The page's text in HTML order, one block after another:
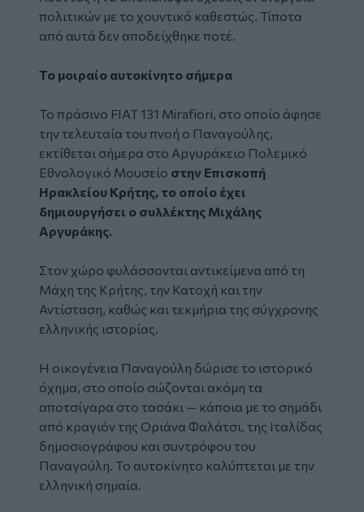
πολιτικών με το χουντικό καθεστώς. Τίποτα
από αυτά δεν αποδείχθηκε ποτέ.
Το μοιραίο αυτοκίνητο σήμερα
Το πράσινο FIAT 131 Mirafiori, στο οποίο άφησε
την τελευταία του πνοή ο Παναγούλης,
εκτίθεται σήμερα στο Αργυράκειο Πολεμικό
Εθνολογικό Μουσείο στην Επισκοπή
Ηρακλείου Κρήτης, το οποίο έχει
δημιουργήσει ο συλλέκτης Μιχάλης
Αργυράκης.
Στον χώρο φυλάσσονται αντικείμενα από τη
Μάχη της Κρήτης, την Κατοχή και την
Αντίσταση, καθώς και τεκμήρια της σύγχρονης
ελληνικής ιστορίας.
Η οικογένεια Παναγούλη δώρισε το ιστορικό
όχημα, στο οποίο σώζονται ακόμη τα
αποτσίγαρα στο τασάκι — κάποια με το σημάδι
από κραγιόν της Οριάνα Φαλάτσι, της Ιταλίδας
δημοσιογράφου και συντρόφου του
Παναγούλη. Το αυτοκίνητο καλύπτεται με την
ελληνική σημαία.